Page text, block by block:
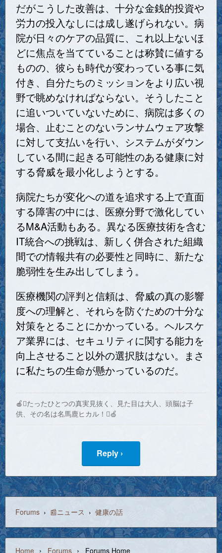
だがこうした改善は、十分な金銭的投資や
労力の投入なしには成し遂げられない。病
院が日々のケアの品質に、これ以上ないほ
どに焦点を当てていることは称賛に値する
ものの、彼らも時代が変わっている事に気
付き、自分たちのミッションをより広い視
野で眺めなければならない。そうしたこと
に追いついていないために、病院は多くの
場合、止むことのないランサムウェア攻撃
に対して支払いを行い、システムがダウン
している間に起きる可能性のある健康に対
する脅威を最小化しようとする。
病院たちが変化への道を追求する上で直面
する障害の中には、医療分野で激化してい
るM&A活動もある。異なる医療技術を含む
IT統合への挑戦は、新しく併合された組織
間での情報共有の必要性と同時に、新たな
脆弱性を生み出してしまう。
医療機関の評判と信頼は、脅威の真の影響
度への理解と、それらを防ぐための十分な
対策をとることにかかっている。ヘルスケ
ア業界には、セキュリティに関する能力を
向上させること以外の選択肢はない。まさ
に私たちの生命が懸かっているのだ。
🍎たったひとつの真実見抜く、見た目は大人、頭脳は子
供、その名は名馬鹿ヒカル！🍏
Reply ›
Forums › 📰ニュース › 健康の話
Home › Forums › Forums Home